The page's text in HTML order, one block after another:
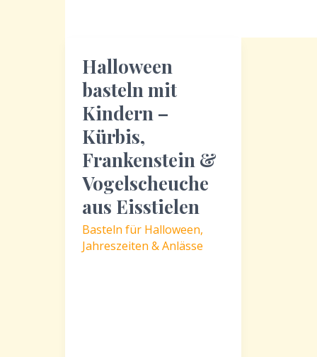
Halloween
basteln mit
Kindern –
Kürbis,
Frankenstein &
Vogelscheuche
aus Eisstielen
Basteln für Halloween,
Jahreszeiten & Anlässe